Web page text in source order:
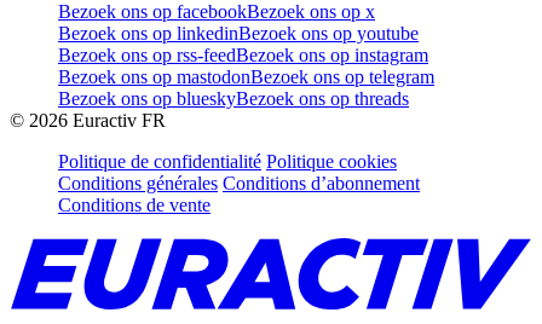
Bezoek ons op facebookBezoek ons op x
Bezoek ons op linkedinBezoek ons op youtube
Bezoek ons op rss-feedBezoek ons op instagram
Bezoek ons op mastodonBezoek ons op telegram
Bezoek ons op blueskyBezoek ons op threads
© 2026 Euractiv FR
Politique de confidentialité Politique cookies
Conditions générales Conditions d’abonnement
Conditions de vente